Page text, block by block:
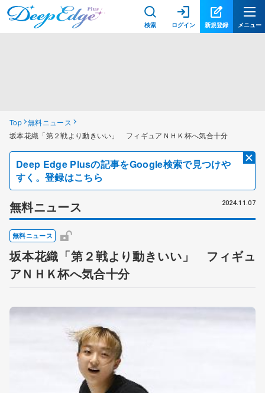
検索 ログイン 新規登録 メニュー
Top 無料ニュース
坂本花織「第２戦より動きいい」 フィギュアＮＨＫ杯へ気合十分
Deep Edge Plusの記事をGoogle検索で見つけや
すく。登録はこちら
無料ニュース 2024.11.07
無料ニュース
坂本花織「第２戦より動きいい」 フィギュ
アＮＨＫ杯へ気合十分